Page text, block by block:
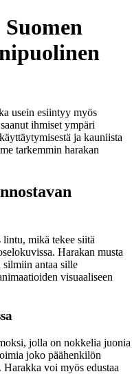
usein esiintyy myös
ihmiset ympäri
ja kauniista
tarkemmin harakan
mikä tekee siitä
Harakan musta
silmiin antaa sille
visuaaliseen
jolla on nokkelia juonia
joko päähenkilön
voi myös edustaa